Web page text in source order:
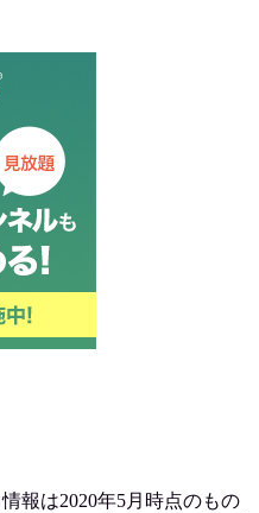
報は2020年5月時点のもの